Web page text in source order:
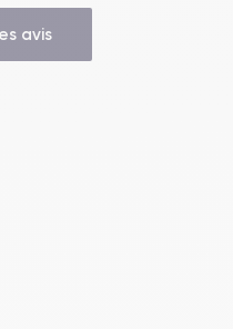
avis